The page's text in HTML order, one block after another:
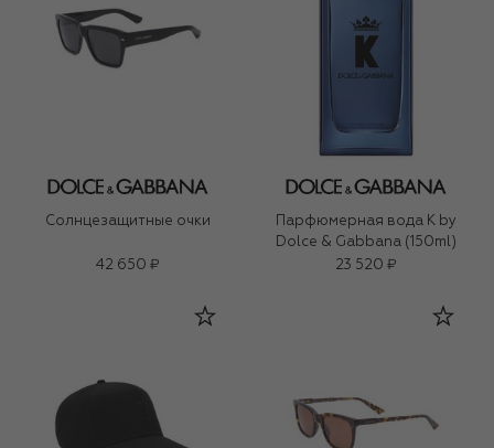
Солнцезащитные очки
42 650 ₽
Парфюмерная вода K by
Dolce & Gabbana (150ml)
23 520 ₽